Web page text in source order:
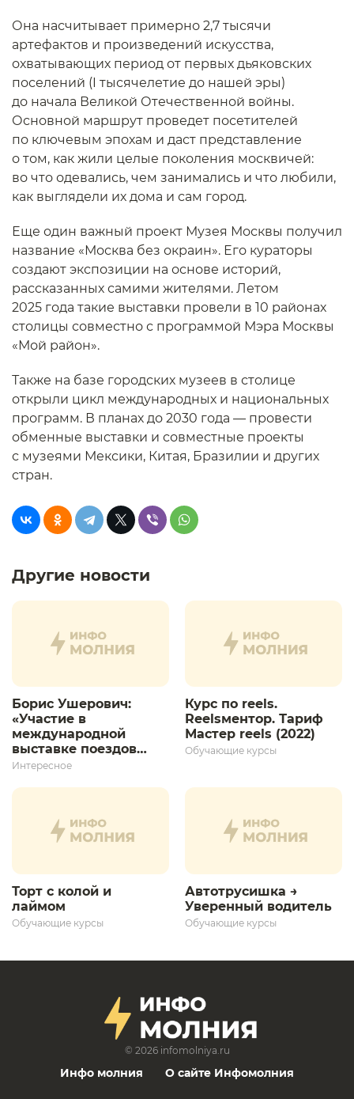
Она насчитывает примерно 2,7 тысячи
артефактов и произведений искусства,
охватывающих период от первых дьяковских
поселений (I тысячелетие до нашей эры)
до начала Великой Отечественной войны.
Основной маршрут проведет посетителей
по ключевым эпохам и даст представление
о том, как жили целые поколения москвичей:
во что одевались, чем занимались и что любили,
как выглядели их дома и сам город.
Еще один важный проект Музея Москвы получил
название «Москва без окраин». Его кураторы
создают экспозиции на основе историй,
рассказанных самими жителями. Летом
2025 года такие выставки провели в 10 районах
столицы совместно с программой Мэра Москвы
«Мой район».
Также на базе городских музеев в столице
открыли цикл международных и национальных
программ. В планах до 2030 года — провести
обменные выставки и совместные проекты
с музеями Мексики, Китая, Бразилии и других
стран.
Другие новости
Борис Ушерович:
«Участие в
международной
выставке поездов
дает толчок для
развития»
Интересное
Курс по reels.
Reelsментор. Тариф
Мастер reels (2022)
Обучающие курсы
Торт с колой и
лаймом
Обучающие курсы
Автотрусишка →
Уверенный водитель​
Обучающие курсы
© 2026 infomolniya.ru
Инфо молния О сайте Инфомолния